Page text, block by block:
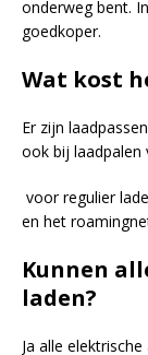
onderweg bent.
goedkoper.
Wat kost
Er zijn
ook bij laadpalen
voor regulier
en het
Kunnen
laden?
Ja alle